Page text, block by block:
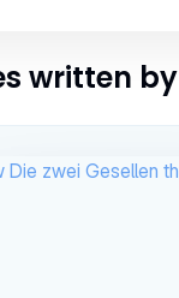
written